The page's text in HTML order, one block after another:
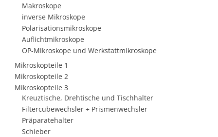
Makroskope
inverse Mikroskope
Polarisationsmikroskope
Auflichtmikroskope
OP-Mikroskope und Werkstattmikroskope
Mikroskopteile 1
Mikroskopteile 2
Mikroskopteile 3
Kreuztische, Drehtische und Tischhalter
Filtercubewechsler + Prismenwechsler
Präparatehalter
Schieber